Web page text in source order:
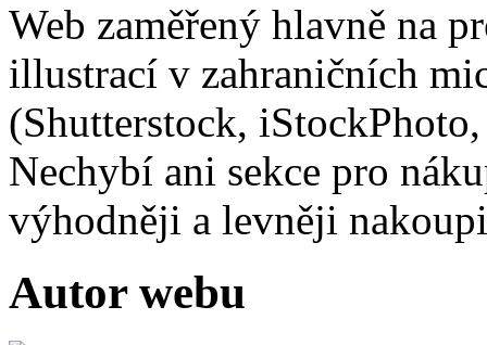
Web zaměřený hlavně na
illustrací v zahraničních
(Shutterstock,
Nechybí ani sekce pro
výhodněji a levněji
Autor webu